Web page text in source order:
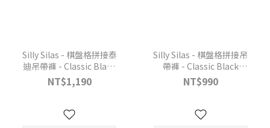
Silly Silas - 棋盤格拼接泰
迪吊帶褲 - Classic Black
Checked
NT$1,190
Silly Silas - 棋盤格拼接吊
帶褲 - Classic Black
Checked
NT$990